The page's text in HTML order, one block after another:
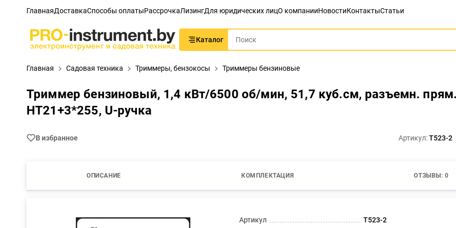
ГлавнаяДоставкаСпособы оплатыРассрочкаЛизингДля юридических лицО компанииНовостиКонтактыСтатьи
Каталог
Главная Садовая техника Триммеры, бензокосы Триммеры бензиновые
Триммер бензиновый, 1,4 кВт/6500 об/мин, 51,7 куб.см, разъемн.
HT21+3*255, U-ручка
Артикул T523-2
В избранное Артикул:T523-2
ОПИСАНИЕ КОМПЛЕКТАЦИЯ ОТЗЫВЫ: 0